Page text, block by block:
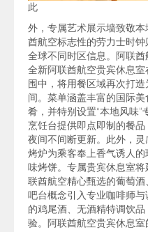
此
外，专属艺术展示墙致敬
酋航空标志性的劳力士时
全球不同时区信息。阿联
全新阿联酋航空贵宾休息
围中，将用餐区域再次打
间。菜单涵盖丰富的国际
肴，并特别设置“本地风味
烹饪台提供即点即制的餐
夜间不间断更新。此外，
烤炉为乘客奉上香气诱人
味烤饼。专属贵宾休息室
联酋航空精心甄选的葡萄
吧台概念引入专业咖啡师
的鸡尾酒、无酒精特调饮
验。阿联酋航空贵宾休息